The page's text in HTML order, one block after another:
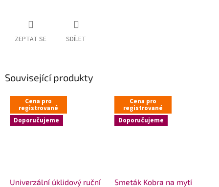
ZEPTAT SE SDÍLET
Související produkty
Cena pro
registrované
Doporučujeme
Univerzální úklidový ruční
Cena pro
registrované
Doporučujeme
Smeták Kobra na mytí